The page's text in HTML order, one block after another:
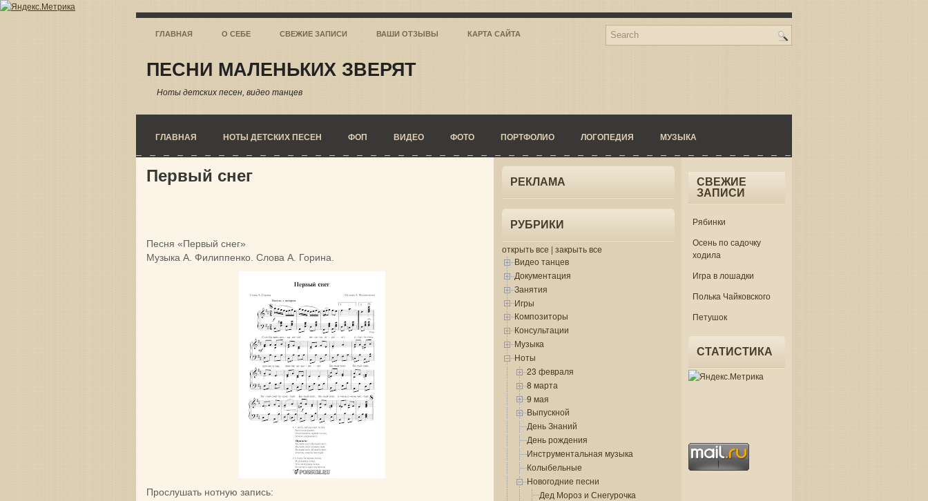
ГЛАВНАЯ О СЕБЕ СВЕЖИЕ ЗАПИСИ ВАШИ ОТЗЫВЫ КАРТА САЙТА
ПЕСНИ МАЛЕНЬКИХ ЗВЕРЯТ
Ноты детских песен, видео танцев
ГЛАВНАЯ НОТЫ ДЕТСКИХ ПЕСЕН ФОП ВИДЕО ФОТО ПОРТФОЛИО ЛОГОПЕДИЯ МУЗЫКА
Первый снег
Песня «Первый снег»
Музыка А. Филиппенко. Слова А. Горина.
Прослушать нотную запись:
РЕКЛАМА
РУБРИКИ
открыть все | закрыть все
Видео танцев
Документация
Занятия
Игры
Композиторы
Консультации
Музыка
Ноты
23 февраля
8 марта
9 мая
Выпускной
День Знаний
День рождения
Инструментальная музыка
Колыбельные
Новогодние песни
Дед Мороз и Снегурочка
СВЕЖИЕ
ЗАПИСИ
Рябинки
Осень по садочку
ходила
Игра в лошадки
Полька Чайковского
Петушок
СТАТИСТИКА